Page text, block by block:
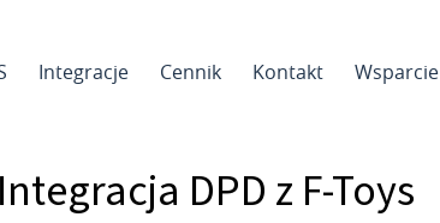
Integracje Cennik Kontakt Wsparcie
Integracja DPD z F-Toys